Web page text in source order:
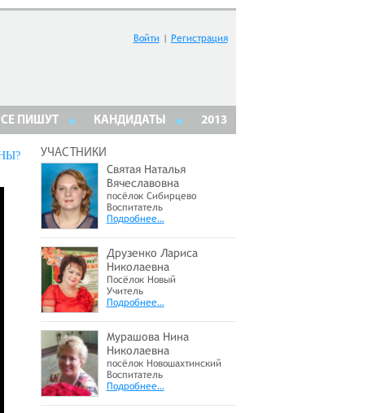
Войти | Регистрация
ПИШУТ КАНДИДАТЫ 2013
УЧАСТНИКИ
Святая Наталья
Вячеславовна
посёлок Сибирцево
Воспитатель
Подробнее…
Друзенко Лариса
Николаевна
Посёлок Новый
Учитель
Подробнее…
Мурашова Нина
Николаевна
посёлок Новошахтинский
Воспитатель
Подробнее…